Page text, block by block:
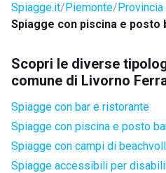
Spiagge.it Piemonte
Spiagge con piscina e posto
Scopri le diverse
comune di Livorno
Spiagge con bar e ristorante
Spiagge con piscina e posto
Spiagge con campi di
Spiagge accessibili per disabili